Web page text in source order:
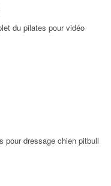
du pilates pour vidéo
dressage chien pitbull